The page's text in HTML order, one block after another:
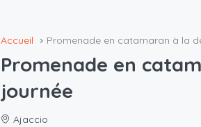
Accueil Promenade en catamaran à la
Promenade en
journée
Ajaccio